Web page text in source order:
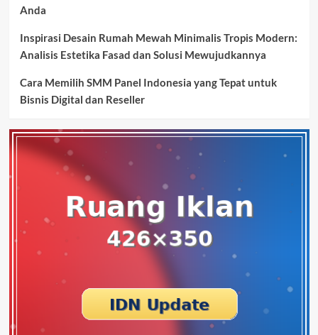
Anda
Inspirasi Desain Rumah Mewah Minimalis Tropis Modern:
Analisis Estetika Fasad dan Solusi Mewujudkannya
Cara Memilih SMM Panel Indonesia yang Tepat untuk
Bisnis Digital dan Reseller